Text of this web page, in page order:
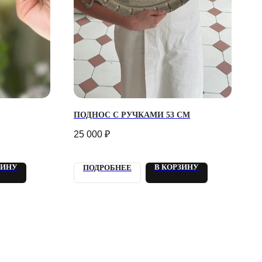
ПОДНОС С РУЧКАМИ 53 СМ
25 000 ₽
ПОДРОБНЕЕ В КОРЗИНУ